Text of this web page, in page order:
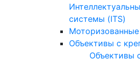
системы (ITS)
Объективы с
Объективы